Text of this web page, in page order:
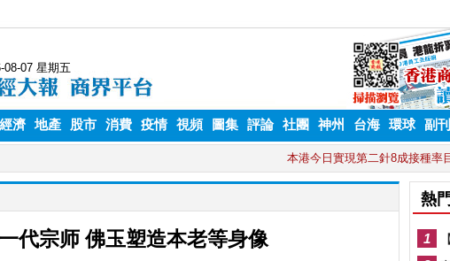
經濟 地產 股市 消費 疫情 視頻 圖集 評論 社團 神州 台海 環球 副刊
代宗师 佛玉塑造本老等身像